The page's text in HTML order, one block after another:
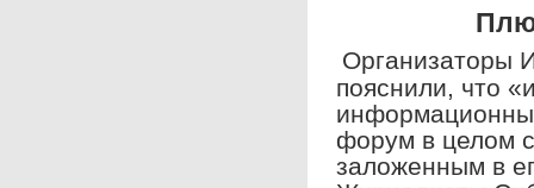
Организаторы
пояснили, что
форум в целом
заложенным в